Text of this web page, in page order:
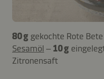
80 g gekochte Rote
Sesamöl – 10 g
Zitronensaft